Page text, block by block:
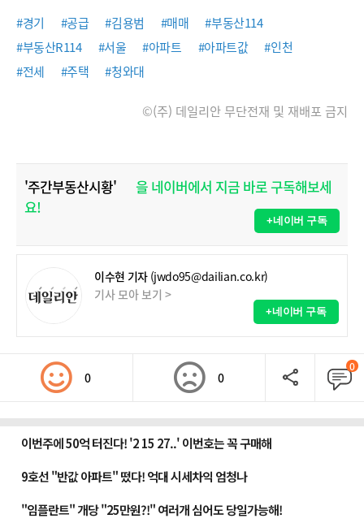
#경기 #공급 #김용범 #매매
#부동산114
#부동산R114
#서울 #아파트 #아파트값
#인천
#전세
#주택 #청와대
©(주) 데일리안 무단전재 및 재배포 금지
'주간부동산시황'
을 네이버에서 지금 바로 구독해보세
요!
+네이버 구독
이수현 기자 (jwdo95@dailian.co.kr)
기사 모아 보기 >
+네이버 구독
0 0
0